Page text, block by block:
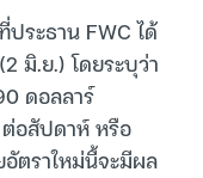
ระธาน FWC ได้
มิ.ย.) โดยระบุว่า
ดอลลาร์
ต่อสัปดาห์ หรือ
ตราใหม่นี้จะมีผล